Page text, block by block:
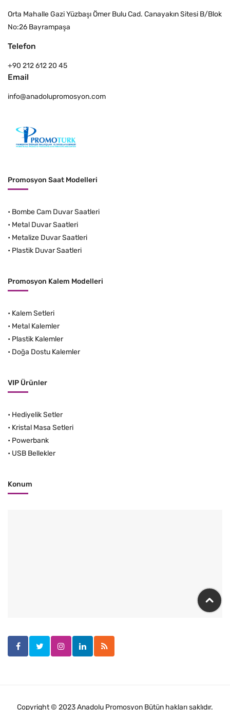
Orta Mahalle Gazi Yüzbaşı Ömer Bulu Cad. Canayakın Sitesi B/Blok
No:26 Bayrampaşa
Telefon
+90 212 612 20 45
Email
info@anadolupromosyon.com
Promosyon Saat Modelleri
• Bombe Cam Duvar Saatleri
• Metal Duvar Saatleri
• Metalize Duvar Saatleri
• Plastik Duvar Saatleri
Promosyon Kalem Modelleri
• Kalem Setleri
• Metal Kalemler
• Plastik Kalemler
• Doğa Dostu Kalemler
VIP Ürünler
• Hediyelik Setler
• Kristal Masa Setleri
• Powerbank
• USB Bellekler
Konum
Copyright © 2023 Anadolu Promosyon Bütün hakları saklıdır.